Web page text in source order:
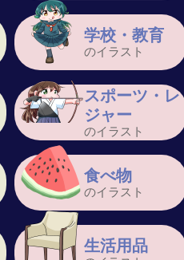
学校・教育
のイラスト
スポーツ・レ
ジャー
のイラスト
食べ物
のイラスト
生活用品